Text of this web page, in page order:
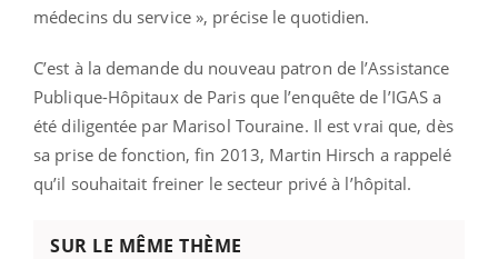
médecins du service », précise le quotidien.
C’est à la demande du nouveau patron de l’Assistance
Publique-Hôpitaux de Paris que l’enquête de l’IGAS a
été diligentée par Marisol Touraine. Il est vrai que, dès
sa prise de fonction, fin 2013, Martin Hirsch a rappelé
qu’il souhaitait freiner le secteur privé à l’hôpital.
SUR LE MÊME THÈME